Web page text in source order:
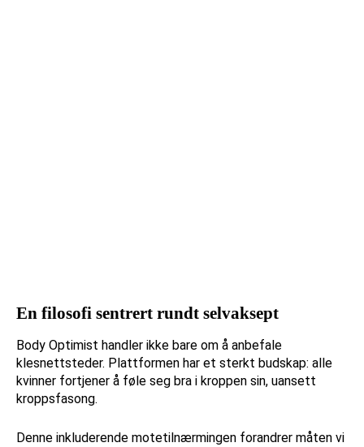
En filosofi sentrert rundt selvaksept
Body Optimist handler ikke bare om å anbefale
klesnettsteder. Plattformen har et sterkt budskap: alle
kvinner fortjener å føle seg bra i kroppen sin, uansett
kroppsfasong.
Denne inkluderende motetilnærmingen forandrer måten vi